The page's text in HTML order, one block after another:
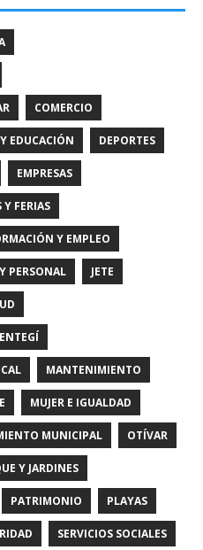
COMERCIO
EDUCACIÓN DEPORTES
EMPRESAS
Y FERIAS
Y EMPLEO
PERSONAL JETE
MANTENIMIENTO
MUJER E IGUALDAD
MUNICIPAL OTÍVAR
Y JARDINES
PATRIMONIO PLAYAS
SERVICIOS SOCIALES